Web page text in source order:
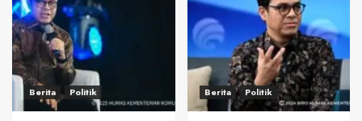
Berita Politik Berita Politik